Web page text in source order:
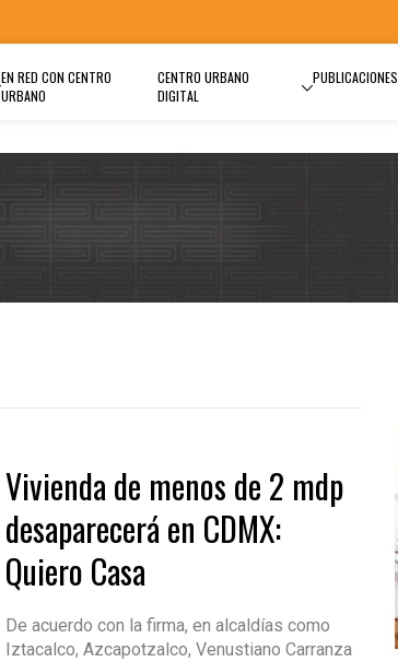
EN RED CON CENTRO
URBANO
CENTRO URBANO
DIGITAL
PUBLICACIONES
Vivienda de menos de 2 mdp
desaparecerá en CDMX:
Quiero Casa
De acuerdo con la firma, en alcaldías como
Iztacalco, Azcapotzalco, Venustiano Carranza